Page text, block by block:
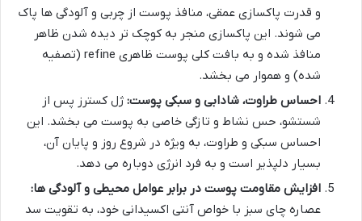
و قدرت پاکسازی عمقی، منافذ پوست از چربی و آلودگی ها پاک
می شوند. این پاکسازی منجر به کوچک تر دیده شدن ظاهر
منافذ شده و به بافت کلی پوست ظاهری refine (تصفیه
شده) و هموار می بخشد.
احساس طراوت، شادابی و سبکی پوست: ژل کسترز پس از
شستشو، حس نشاط و تازگی خاصی به پوست می بخشد. این
احساس سبکی و طراوت، به ویژه در شروع روز و پایان آن،
بسیار دلپذیر است و به فرد انرژی دوباره می دهد.
افزایش مقاومت پوست در برابر عوامل محیطی و آلودگی ها:
عصاره چای سبز با خواص آنتی اکسیدانی خود، به تقویت سد